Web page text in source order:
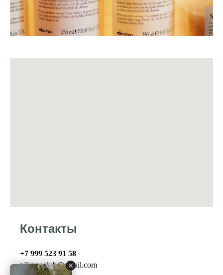
Контакты
+7 999 523 91 58
pilimpaclub@gmail.com